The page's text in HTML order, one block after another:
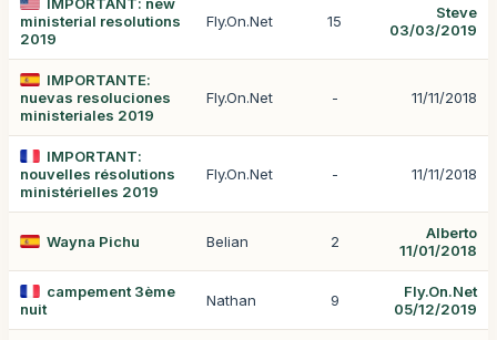
ministerial resolutions
2019
Fly.On.Net 15
Steve
03/03/2019
IMPORTANTE:
nuevas resoluciones
ministeriales 2019
Fly.On.Net - 11/11/2018
IMPORTANT:
nouvelles résolutions
ministérielles 2019
Fly.On.Net - 11/11/2018
Wayna Pichu Belian 2
Alberto
11/01/2018
campement 3ème
nuit
Nathan 9
Fly.On.Net
05/12/2019